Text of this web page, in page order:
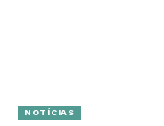
NOTÍCIAS